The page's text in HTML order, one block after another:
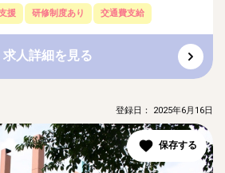
援 研修制度あり 交通費支給
求人詳細を見る
登録日： 2025年6月16日